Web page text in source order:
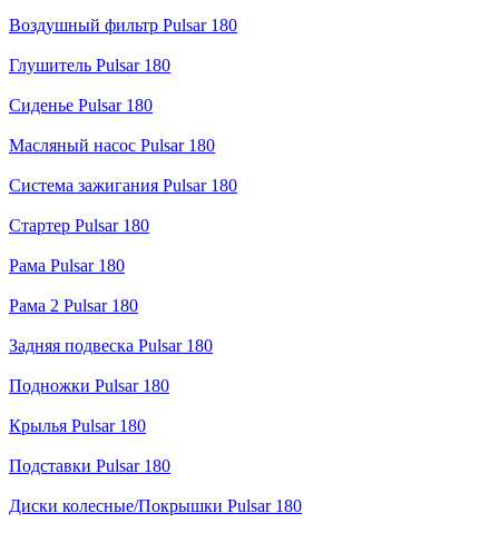
Воздушный фильтр Pulsar 180
Глушитель Pulsar 180
Сиденье Pulsar 180
Масляный насос Pulsar 180
Система зажигания Pulsar 180
Стартер Pulsar 180
Рама Pulsar 180
Рама 2 Pulsar 180
Задняя подвеска Pulsar 180
Подножки Pulsar 180
Крылья Pulsar 180
Подставки Pulsar 180
Диски колесные/Покрышки Pulsar 180